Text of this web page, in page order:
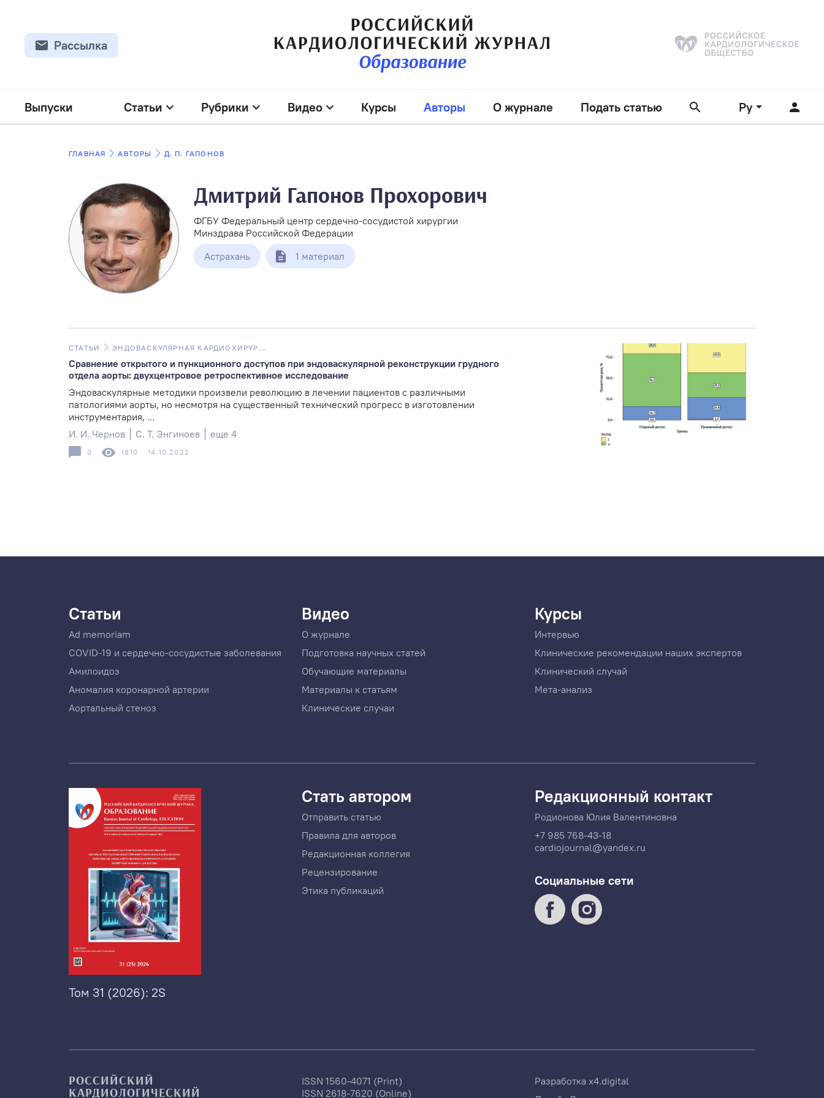
Рассылка
Выпуски Статьи Рубрики Видео Курсы Авторы О журнале Подать статью Ру
ГЛАВНАЯ АВТОРЫ Д. П. ГАПОНОВ
Дмитрий Гапонов Прохорович
ФГБУ Федеральный центр сердечно-сосудистой хирургии
Минздрава Российской Федерации
Астрахань
1 материал
СТАТЬИ ЭНДОВАСКУЛЯРНАЯ КАРДИОХИРУРГИЯ
Сравнение открытого и пункционного доступов при эндоваскулярной реконструкции грудного
отдела аорты: двухцентровое ретроспективное исследование
Эндоваскулярные методики произвели революцию в лечении пациентов с различными
патологиями аорты, но несмотря на существенный технический прогресс в изготовлении
инструментария, ...
И. И. Чернов
С. Т. Энгиноев еще 4
0 1810 14.10.2022
Статьи
Ad memoriam
COVID-19 и сердечно-сосудистые заболевания
Амилоидоз
Аномалия коронарной артерии
Аортальный стеноз
Видео
О журнале
Подготовка научных статей
Обучающие материалы
Материалы к статьям
Клинические случаи
Курсы
Интервью
Клинические рекомендации наших экспертов
Клинический случай
Мета-анализ
Том 31 (2026): 2S
Стать автором
Отправить статью
Правила для авторов
Редакционная коллегия
Рецензирование
Этика публикаций
Редакционный контакт
Родионова Юлия Валентиновна
+7 985 768-43-18
cardiojournal@yandex.ru
Социальные сети
РОССИЙСКИЙ
КАРДИОЛОГИЧЕСКИЙ
ISSN 1560-4071 (Print)
ISSN 2618-7620 (Online)
Разработка x4.digital